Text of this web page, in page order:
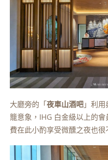
大廳旁的「夜車山酒吧 」利
籠意象，IHG 白金級以上的
費在此小酌享受微醺之夜也很